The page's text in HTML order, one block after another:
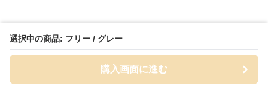
選択中の商品: フリー / グレー
購入画面に進む